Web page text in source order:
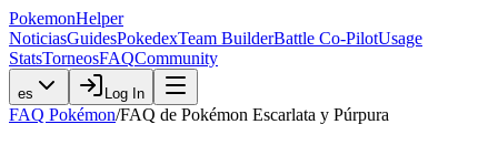
PokemonHelper
NoticiasGuidesPokedexTeam BuilderBattle Co-PilotUsage
StatsTorneosFAQCommunity
es Log In
FAQ Pokémon/FAQ de Pokémon Escarlata y Púrpura